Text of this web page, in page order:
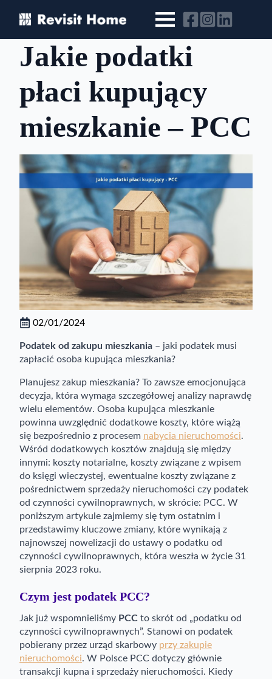
Jakie podatki
płaci kupujący
mieszkanie – PCC
02/01/2024
Podatek od zakupu mieszkania – jaki podatek musi
zapłacić osoba kupująca mieszkania?
Planujesz zakup mieszkania? To zawsze emocjonująca
decyzja, która wymaga szczegółowej analizy naprawdę
wielu elementów. Osoba kupująca mieszkanie
powinna uwzględnić dodatkowe koszty, które wiążą
się bezpośrednio z procesem nabycia nieruchomości.
Wśród dodatkowych kosztów znajdują się między
innymi: koszty notarialne, koszty związane z wpisem
do księgi wieczystej, ewentualne koszty związane z
pośrednictwem sprzedaży nieruchomości czy podatek
od czynności cywilnoprawnych, w skrócie: PCC. W
poniższym artykule zajmiemy się tym ostatnim i
przedstawimy kluczowe zmiany, które wynikają z
najnowszej nowelizacji do ustawy o podatku od
czynności cywilnoprawnych, która weszła w życie 31
sierpnia 2023 roku.
Czym jest podatek PCC?
Jak już wspomnieliśmy PCC to skrót od „podatku od
czynności cywilnoprawnych”. Stanowi on podatek
pobierany przez urząd skarbowy przy zakupie
nieruchomości. W Polsce PCC dotyczy głównie
transakcji kupna i sprzedaży nieruchomości. Kiedy